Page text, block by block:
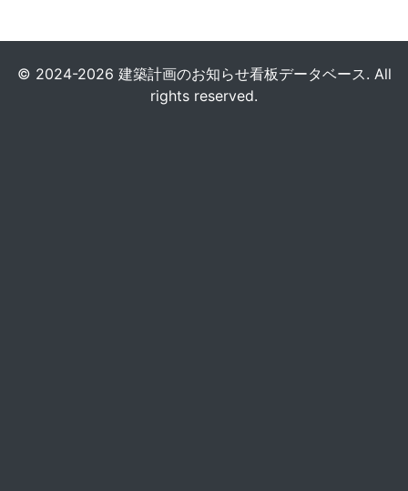
© 2024-2026 建築計画のお知らせ看板データベース. All
rights reserved.